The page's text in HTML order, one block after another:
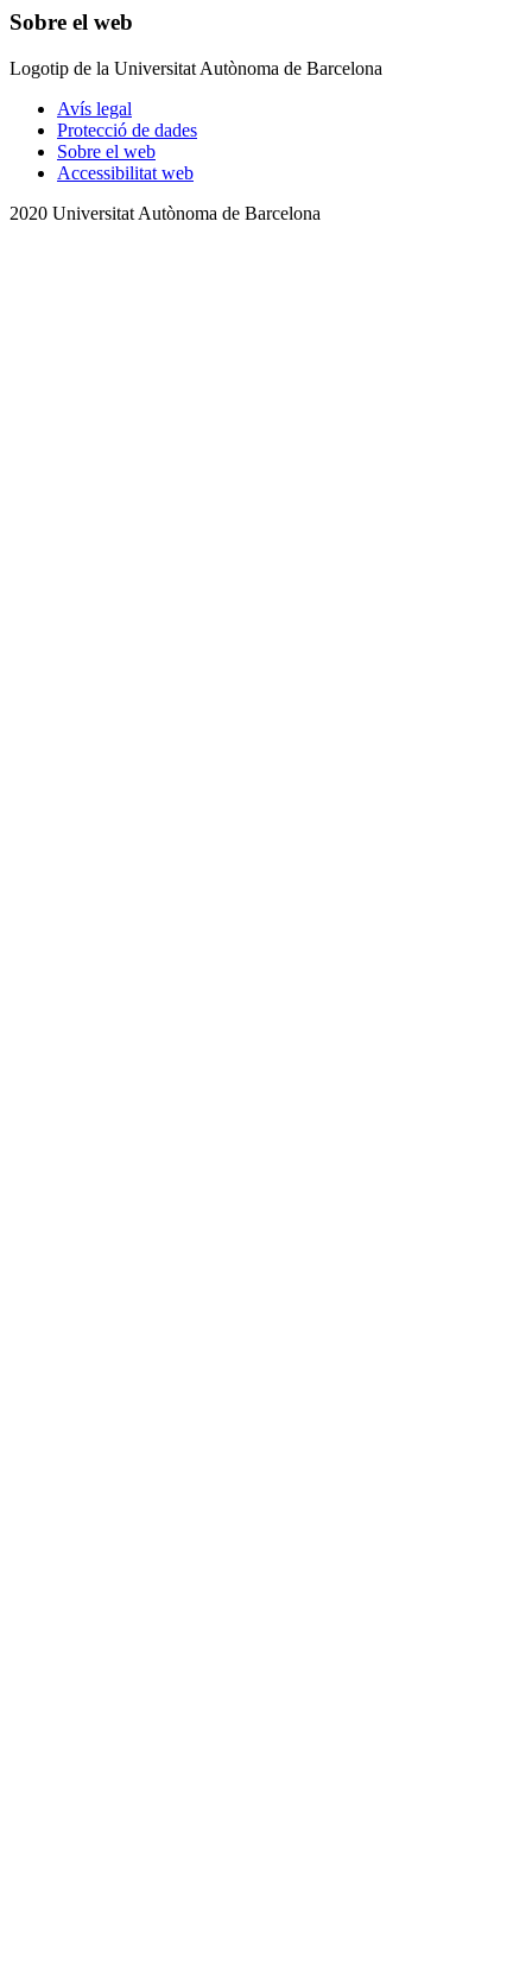
Sobre el web
Logotip de la Universitat Autònoma de Barcelona
Avís legal
Protecció de dades
Sobre el web
Accessibilitat web
2020 Universitat Autònoma de Barcelona